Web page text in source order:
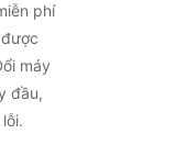
phí
máy
đầu,